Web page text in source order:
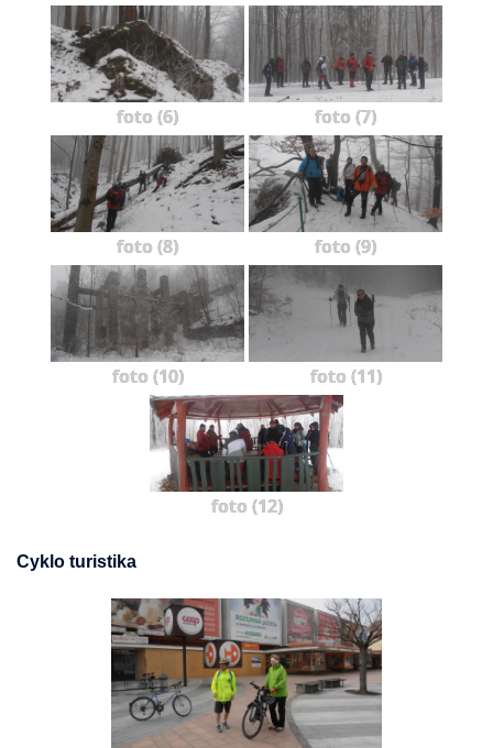
foto (6) foto (7)
foto (8) foto (9)
foto (10) foto (11)
foto (12)
Cyklo turistika